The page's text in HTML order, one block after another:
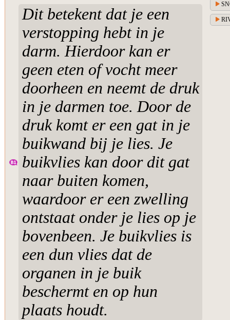
Dit betekent dat je een
verstopping hebt in je
darm. Hierdoor kan er
geen eten of vocht meer
doorheen en neemt de druk
in je darmen toe. Door de
druk komt er een gat in je
buikwand bij je lies. Je
buikvlies kan door dit gat
naar buiten komen,
waardoor er een zwelling
ontstaat onder je lies op je
bovenbeen. Je buikvlies is
een dun vlies dat de
organen in je buik
beschermt en op hun
plaats houdt.